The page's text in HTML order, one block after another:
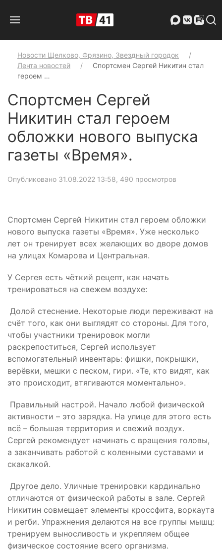
Новости Щелково, Фрязино, Звездный городок
Лента новостей
Спортсмен Сергей Никитин стал
героем …
Спортсмен Сергей
Никитин стал героем
обложки нового выпуска
газеты «Время».
Опубликовано 31.08.2022 13:58, 490 просмотров
Спортсмен Сергей Никитин стал героем обложки
нового выпуска газеты «Время». Уже несколько
лет он тренирует всех желающих во дворе домов
на улицах Комарова и Центральная.
У Сергея есть чёткий рецепт, как начать
тренироваться на свежем воздухе:
Долой стеснение. Некоторые люди переживают на
счёт того, как они выглядят со стороны. Для того,
чтобы участники тренировок могли
раскрепоститься, Сергей использует
вспомогательный инвентарь: фишки, покрышки,
верёвки, мешки с песком, гири. «Те, кто видят, как
это происходит, втягиваются моментально».
Правильный настрой. Начало любой физической
активности – это зарядка. На улице для этого есть
всё – большая территория и свежий воздух.
Сергей рекомендует начинать с вращения головы,
а заканчивать работой с коленными суставами и
скакалкой.
Другое дело. Уличные тренировки кардинально
отличаются от физической работы в зале. Сергей
Никитин совмещает элементы кроссфита, воркаута
и регби. Упражнения делаются на все группы мышц:
тренируем выносливость и укрепляем общее
физическое состояние всего организма.